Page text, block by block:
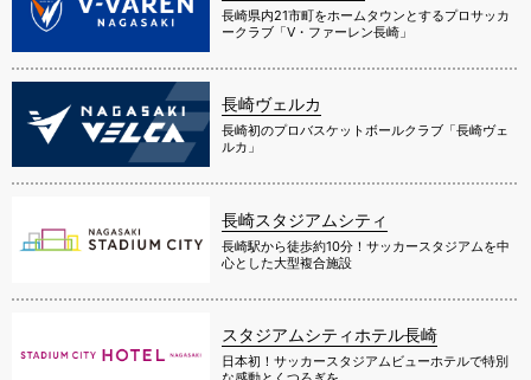
長崎県内21市町をホームタウンとするプロサッカ
ークラブ「V・ファーレン長崎」
長崎ヴェルカ
長崎初のプロバスケットボールクラブ「長崎ヴェ
ルカ」
長崎スタジアムシティ
長崎駅から徒歩約10分！サッカースタジアムを中
心とした大型複合施設
スタジアムシティホテル長崎
日本初！サッカースタジアムビューホテルで特別